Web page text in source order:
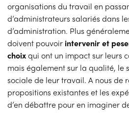
organisations du travail en
d’administrateurs salariés dans
d’administration. Plus
doivent pouvoir intervenir et
choixqui ont un impact sur leurs
mais également sur la qualité, le
sociale de leur travail. A nous de
propositions existantes et les
d’en débattre pour en imaginer